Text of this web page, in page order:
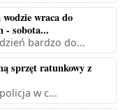
wraca do
- sobota...
bardzo do...
sprzęt ratunkowy z
w c...